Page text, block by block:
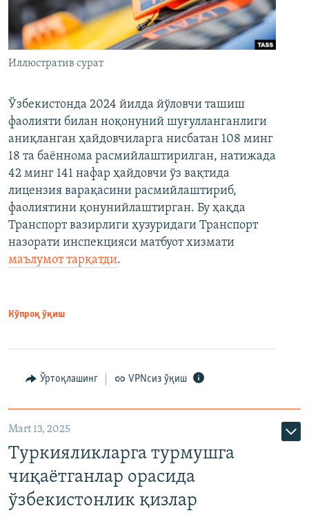
Иллюстратив сурат
Ўзбекистонда 2024 йилда йўловчи ташиш
фаолияти билан ноқонуний шуғулланганлиги
аниқланган ҳайдовчиларга нисбатан 108 минг
18 та баённома расмийлаштирилган, натижада
42 минг 141 нафар ҳайдовчи ўз вақтида
лицензия варақасини расмийлаштириб,
фаолиятини қонунийлаштирган. Бу ҳақда
Транспорт вазирлиги ҳузуридаги Транспорт
назорати инспекцияси матбуот хизмати
маълумот тарқатди.
Кўпроқ ўқиш
Ўртоқлашинг VPNсиз ўқиш
Mart 13, 2025
Туркияликларга турмушга
чиқаётганлар орасида
ўзбекистонлик қизлар